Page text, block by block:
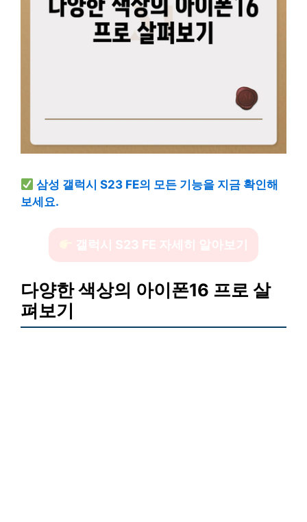
삼성 갤럭시 S23 FE의 모든 기능을 지금 확인해
보세요.
갤럭시 S23 FE 자세히 알아보기
다양한 색상의 아이폰16 프로 살
펴보기